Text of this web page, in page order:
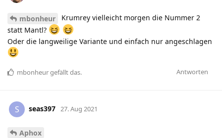
mbonheur
Krumrey vielleicht morgen die Nummer 2
statt Mantl?
Oder die langweilige Variante und einfach nur angeschlagen
Antworten
mbonheurgefällt das.
S seas397 27. Aug 2021
Aphox